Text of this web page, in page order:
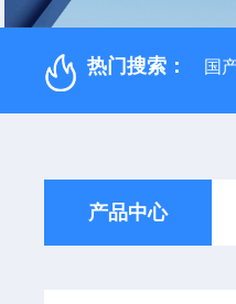
热门搜索： 国
产品中心